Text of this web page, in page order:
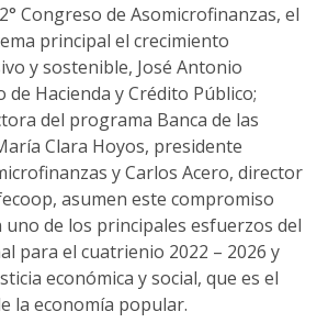
Congreso de Asomicrofinanzas, el
principal el crecimiento
y sostenible, José Antonio
de Hacienda y Crédito Público;
del programa Banca de las
Clara Hoyos, presidente
y Carlos Acero, director
asumen este compromiso
uno de los principales esfuerzos del
para el cuatrienio 2022 – 2026 y
económica y social, que es el
la economía popular.